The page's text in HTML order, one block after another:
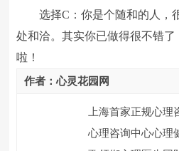
选择C：你是个随和的人，
处和洽。其实你已做得很不错
啦！
作者：心灵花园网
上海首家正规心
心理咨询中心心理